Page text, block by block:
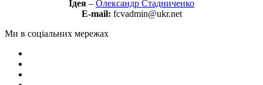
Ідея – Олександр Стадниченко
E-mail: fcvadmin@ukr.net
Ми в соціальних мережах